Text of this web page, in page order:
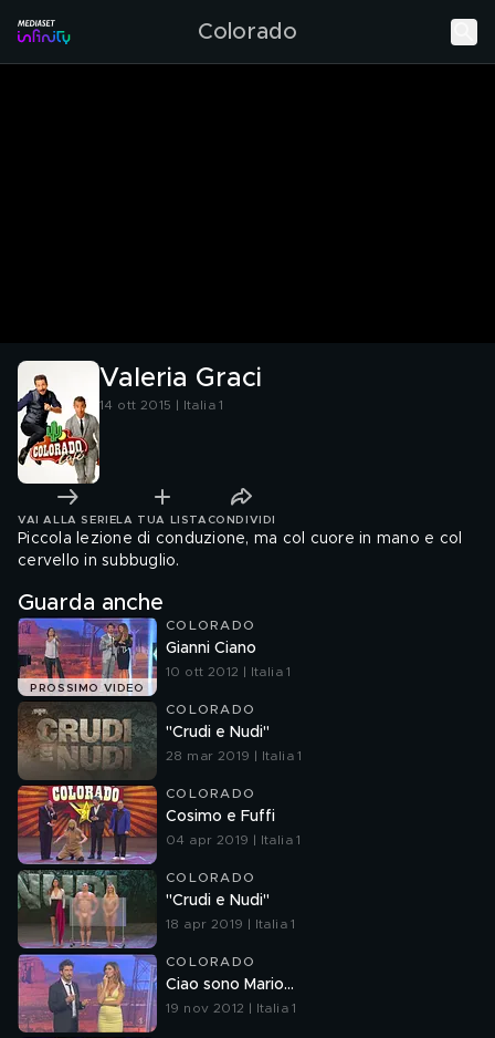
Colorado
Valeria Graci
14 ott 2015 | Italia 1
VAI ALLA SERIE LA TUA LISTA CONDIVIDI
Piccola lezione di conduzione, ma col cuore in mano e col
cervello in subbuglio.
Guarda anche
PROSSIMO VIDEO
COLORADO
Gianni Ciano
10 ott 2012 | Italia 1
COLORADO
"Crudi e Nudi"
28 mar 2019 | Italia 1
COLORADO
Cosimo e Fuffi
04 apr 2019 | Italia 1
COLORADO
"Crudi e Nudi"
18 apr 2019 | Italia 1
COLORADO
Ciao sono Mario...
19 nov 2012 | Italia 1